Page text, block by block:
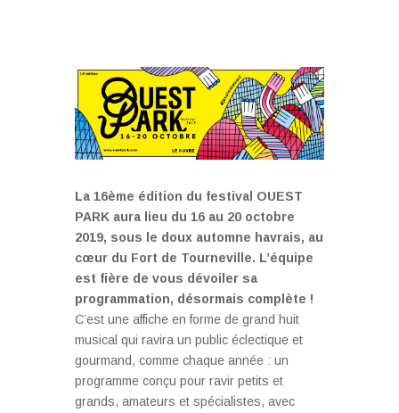
La 16ème édition du festival OUEST
PARK aura lieu du 16 au 20 octobre
2019, sous le doux automne havrais, au
cœur du Fort de Tourneville. L’équipe
est fière de vous dévoiler sa
programmation, désormais complète !
C’est une affiche en forme de grand huit
musical qui ravira un public éclectique et
gourmand, comme chaque année : un
programme conçu pour ravir petits et
grands, amateurs et spécialistes, avec